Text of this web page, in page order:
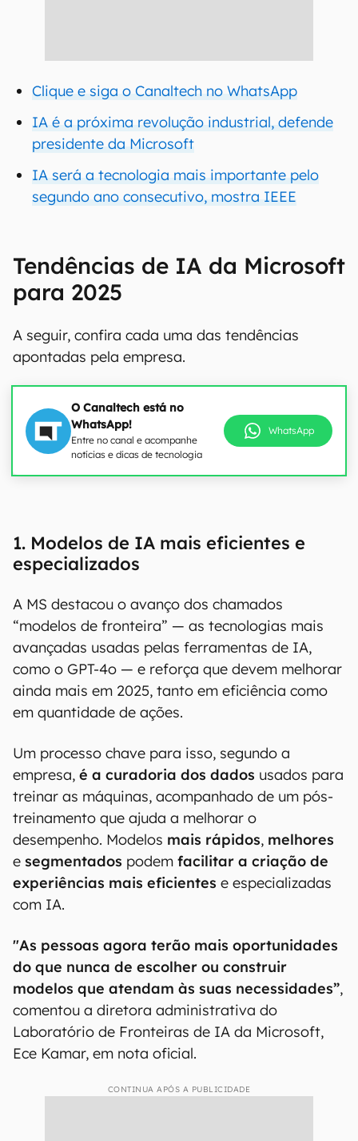
Clique e siga o Canaltech no WhatsApp
IA é a próxima revolução industrial, defende
presidente da Microsoft
IA será a tecnologia mais importante pelo
segundo ano consecutivo, mostra IEEE
Tendências de IA da Microsoft
para 2025
A seguir, confira cada uma das tendências
apontadas pela empresa.
O Canaltech está no
WhatsApp!
Entre no canal e acompanhe
notícias e dicas de tecnologia
WhatsApp
00:00/04:07
especializados
A MS destacou o avanço dos chamados
“modelos de fronteira” — as tecnologias mais
avançadas usadas pelas ferramentas de IA,
como o GPT-4o — e reforça que devem melhorar
ainda mais em 2025, tanto em eficiência como
em quantidade de ações.
Um processo chave para isso, segundo a
empresa,é a curadoria dos dadosusados para
treinar as máquinas, acompanhado de um pós-
treinamento que ajuda a melhorar o
desempenho. Modelosmais rápidos,melhores
esegmentadospodemfacilitar a criação de
com IA.